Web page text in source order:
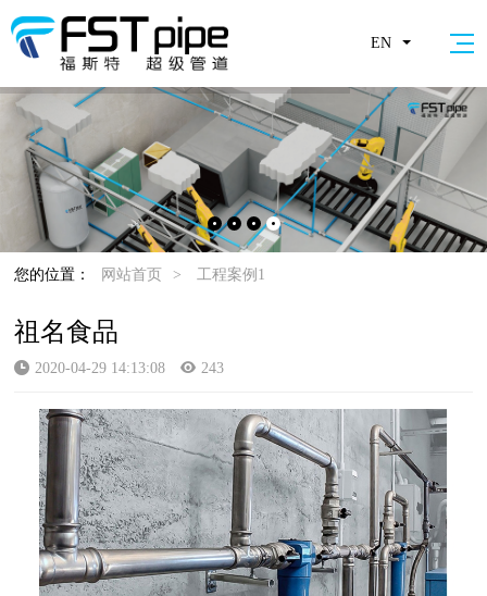
EN
您的位置： 网站首页 > 工程案例1
祖名食品
2020-04-29 14:13:08 243